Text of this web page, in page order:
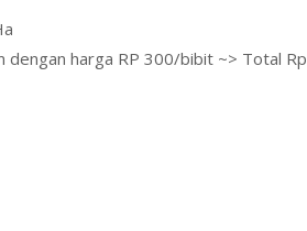
dengan harga RP 300/bibit ~> Total Rp